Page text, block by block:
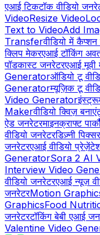
एआई टिकटॉक वीडियो
VideoResize Video
Text to VideoAdd
Transferवीडियो में
क्लिप मेकरएआई टॉकिंग
पॉडकास्ट जनरेटरएआई मूवी
Generatorऑडियो टू
Generatorम्यूज़िक टू
Video Generator
Makerवीडियो क्विज़ बनाएं
ऐड जनरेटरमाइनक्राफ्ट
वीडियो जनरेटरडिज़्नी
जनरेटरएआई वीडियो
GeneratorSora 2 AI
Interview Video
वीडियो जनरेटरएआई न्यूज़
जनरेटरMotion
GraphicsFood
जनरेटरटॉकिंग बेबी एआई
Valentine Video